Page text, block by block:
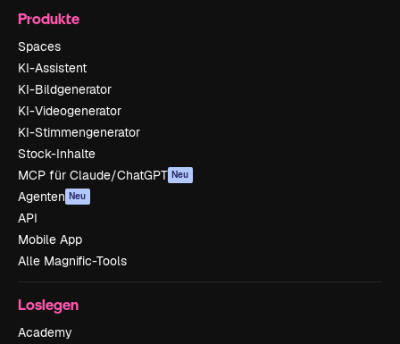
Produkte
Spaces
KI-Assistent
KI-Bildgenerator
KI-Videogenerator
KI-Stimmengenerator
Stock-Inhalte
MCP für Claude/ChatGPT Neu
Agenten Neu
API
Mobile App
Alle Magnific-Tools
Loslegen
Academy